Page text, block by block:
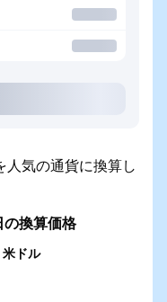
の通貨に換算し
換算価格
ドル